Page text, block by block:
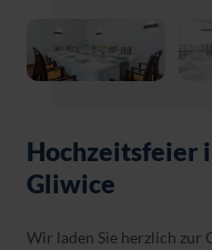
Hochzeitsfeier
Gliwice
Wir laden Sie herzlich zur